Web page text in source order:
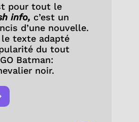
pour tout le
info, c’est un
d’une nouvelle.
texte adapté
du tout
Batman:
noir.